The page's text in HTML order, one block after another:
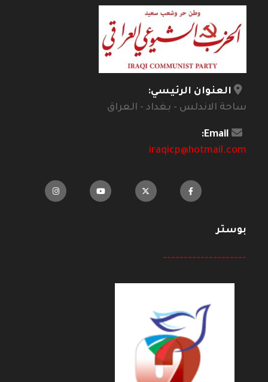
العنوان الرئيسي:
ساحة الاندلس - بغداد - العراق
Email:
iraqicp@hotmail.com
بوستر
--------------------